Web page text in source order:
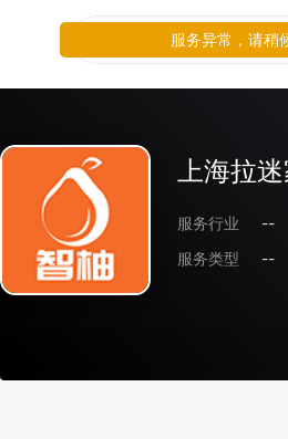
上海拉
服务行业
--
服务类型
--
服务异常，请稍